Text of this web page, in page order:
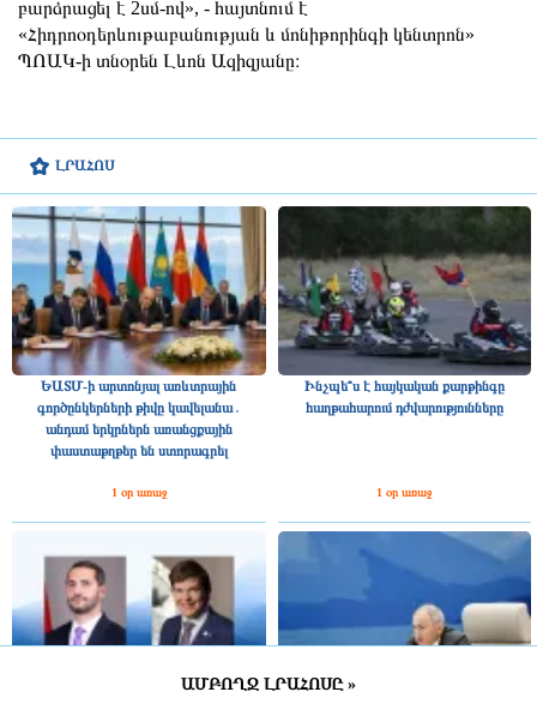
ԼՐԱՀՈՍ
ԵԱՏՄ-ի արտոնյալ առևտրային
գործընկերների թիվը կավելանա․
անդամ երկրներն առանցքային
փաստաթղթեր են ստորագրել
1 օր առաջ
Ինչպե՞ս է հայկական քարթինգը
հաղթահարում դժվարությունները
1 օր առաջ
ԱՄԲՈՂՋ ԼՐԱՀՈՍԸ »
բարձրացել է 2սմ-ով», - հայտնում է
«Հիդրոօդերևութաբանության և մոնիթորինգի կենտրոն»
ՊՈԱԿ-ի տնօրեն Լևոն Ազիզյանը։